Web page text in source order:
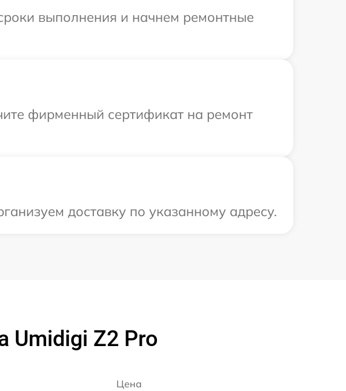
выполнения и начнем ремонтные
фирменный сертификат на ремонт
доставку по указанному адресу.
Umidigi Z2 Pro
Цена